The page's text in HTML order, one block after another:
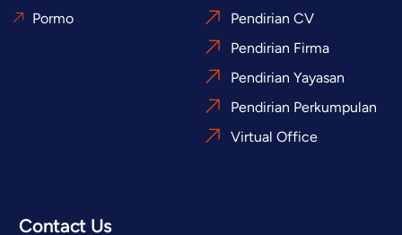
Pormo
Pendirian CV
Pendirian Firma
Pendirian Yayasan
Pendirian Perkumpulan
Virtual Office
Contact Us